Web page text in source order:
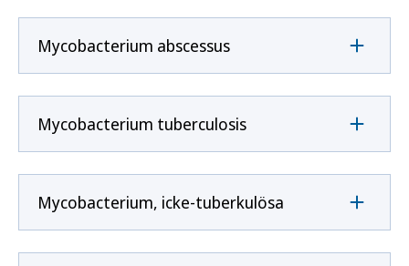
Mycobacterium abscessus
Mycobacterium tuberculosis
Mycobacterium, icke-tuberkulösa